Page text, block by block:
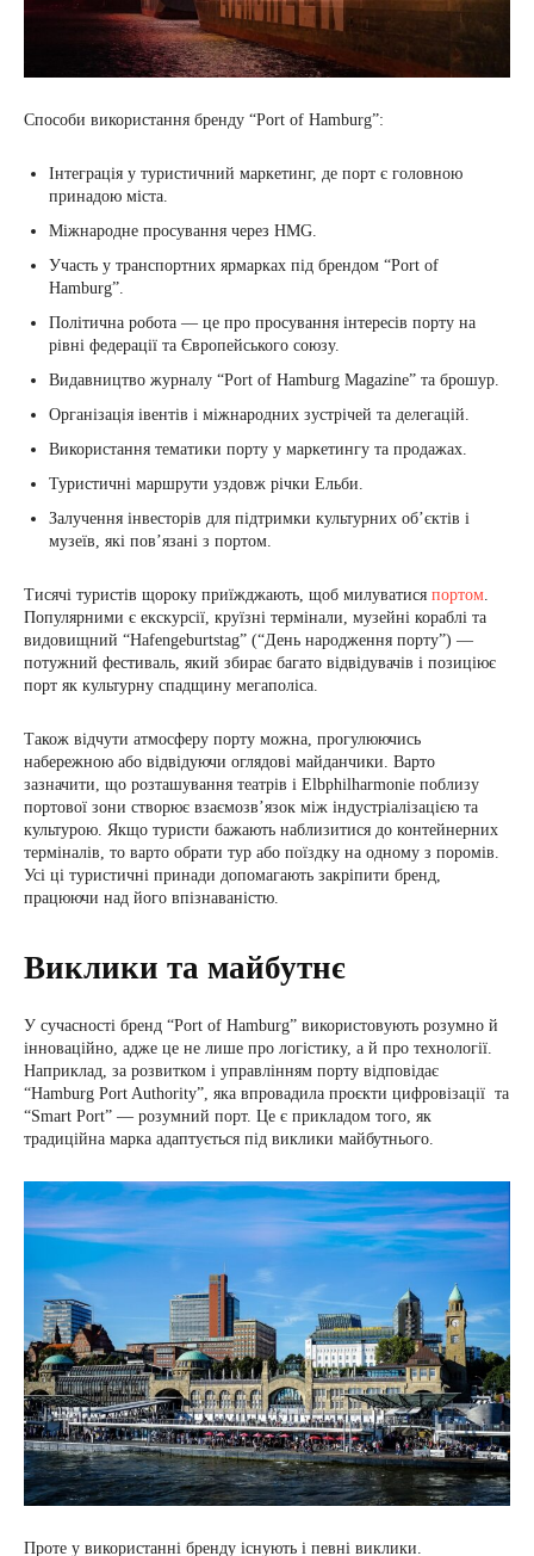
Способи використання бренду “Port of Hamburg”:
Інтеграція у туристичний маркетинг, де порт є головною
принадою міста.
Міжнародне просування через HMG.
Участь у транспортних ярмарках під брендом “Port of
Hamburg”.
Політична робота — це про просування інтересів порту на
рівні федерації та Європейського союзу.
Видавництво журналу “Port of Hamburg Magazine” та брошур.
Організація івентів і міжнародних зустрічей та делегацій.
Використання тематики порту у маркетингу та продажах.
Туристичні маршрути уздовж річки Ельби.
Залучення інвесторів для підтримки культурних об’єктів і
музеїв, які пов’язані з портом.
Тисячі туристів щороку приїжджають, щоб милуватися портом.
Популярними є екскурсії, круїзні термінали, музейні кораблі та
видовищний “Hafengeburtstag” (“День народження порту”) —
потужний фестиваль, який збирає багато відвідувачів і позиціює
порт як культурну спадщину мегаполіса.
Також відчути атмосферу порту можна, прогулюючись
набережною або відвідуючи оглядові майданчики. Варто
зазначити, що розташування театрів і Elbphilharmonie поблизу
портової зони створює взаємозв’язок між індустріалізацією та
культурою. Якщо туристи бажають наблизитися до контейнерних
терміналів, то варто обрати тур або поїздку на одному з поромів.
Усі ці туристичні принади допомагають закріпити бренд,
працюючи над його впізнаваністю.
Виклики та майбутнє
У сучасності бренд “Port of Hamburg” використовують розумно й
інноваційно, адже це не лише про логістику, а й про технології.
Наприклад, за розвитком і управлінням порту відповідає
“Hamburg Port Authority”, яка впровадила проєкти цифровізації та
“Smart Port” — розумний порт. Це є прикладом того, як
традиційна марка адаптується під виклики майбутнього.
Проте у використанні бренду існують і певні виклики.